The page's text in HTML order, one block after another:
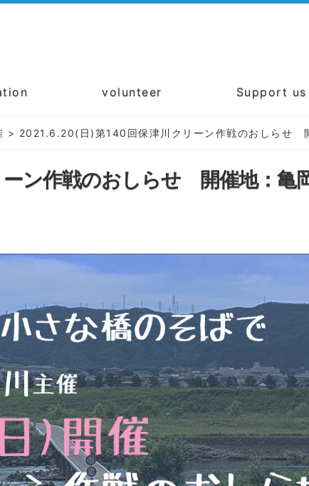
volunteer Support us
> 2021.6.20(日)第140回保津川クリーン作戦のおしらせ
ン作戦のおしらせ 開催地：亀